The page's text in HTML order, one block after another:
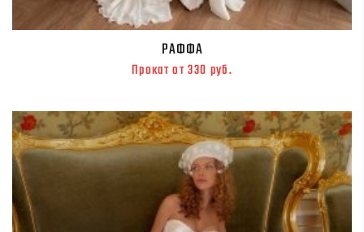
РАФФА
Прокат от 330 руб.